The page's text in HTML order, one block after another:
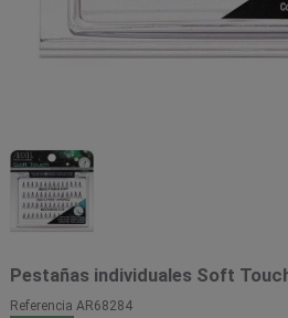
Pestañas individuales Soft
Referencia AR68284